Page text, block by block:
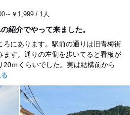
～￥1,999 / 1人
紹介でやって来ました。
ろにあります。駅前の通りは旧青梅街
ます。通りの左側を歩いてると看板が
20ｍくらいでした。実は結構前から